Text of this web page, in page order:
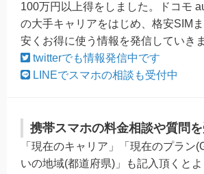
100万円以上得をしました。ドコモ
の大手キャリアをはじめ、格安SIM
安くお得に使う情報を発信していきま
twitterでも情報発信中です
LINEでスマホの相談も受付中
携帯スマホの料金相談や質問
「現在のキャリア」「現在のプラン
いの地域(都道府県)」も記入頂くと